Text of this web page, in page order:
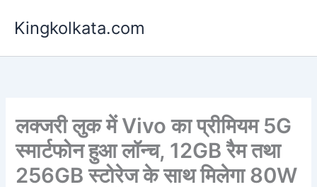
Kingkolkata.com
लक्जरी लुक में Vivo का प्रीमियम 5G
स्मार्टफोन हुआ लॉन्च, 12GB रैम तथा
256GB स्टोरेज के साथ मिलेगा 80W